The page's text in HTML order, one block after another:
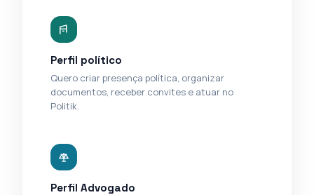
Perfil político
Quero criar presença política, organizar
documentos, receber convites e atuar no
Politik.
Perfil Advogado